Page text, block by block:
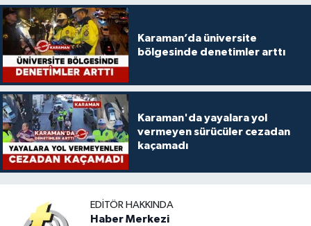
Karaman’da üniversite
bölgesinde denetimler arttı
Karaman'da yayalara yol
vermeyen sürücüler cezadan
kaçamadı
EDITÖR HAKKINDA
Haber Merkezi